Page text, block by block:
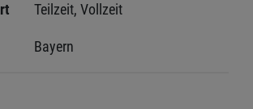
Teilzeit, Vollzeit
Bayern